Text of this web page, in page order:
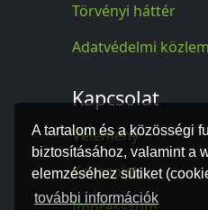
A tartalom és a közösségi
biztosításához, valamint a
elemzéséhez sütiket
további információk
Törvényi háttér
Adatvédelmi
Kapcsolat
Vélemény
Kapcsolat